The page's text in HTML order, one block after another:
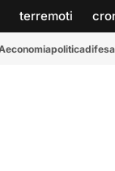
terremoti
economiapoliticadifesa